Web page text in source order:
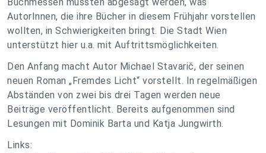
AutorInnen, die ihre Bücher in diesem Frühjahr vorstellen
wollten, in Schwierigkeiten bringt. Die Stadt Wien
unterstützt hier u.a. mit Auftrittsmöglichkeiten.
Den Anfang macht Autor Michael Stavarič, der seinen
neuen Roman „Fremdes Licht“ vorstellt. In regelmäßigen
Abständen von zwei bis drei Tagen werden neue
Beiträge veröffentlicht. Bereits aufgenommen sind
Lesungen mit Dominik Barta und Katja Jungwirth.
Links: